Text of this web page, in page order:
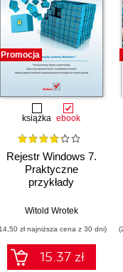
Promocja
książka ebook
Rejestr Windows 7.
Praktyczne
przykłady
Witold Wrotek
zł najniższa cena z 30 dni)
15.37 zł